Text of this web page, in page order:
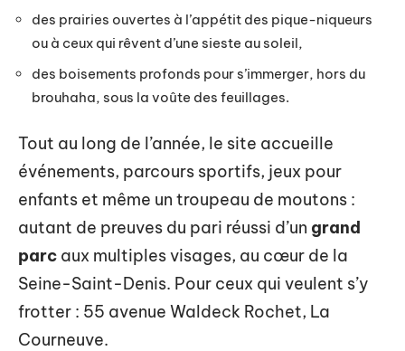
des prairies ouvertes à l’appétit des pique-niqueurs
ou à ceux qui rêvent d’une sieste au soleil,
des boisements profonds pour s’immerger, hors du
brouhaha, sous la voûte des feuillages.
Tout au long de l’année, le site accueille
événements, parcours sportifs, jeux pour
enfants et même un troupeau de moutons :
autant de preuves du pari réussi d’un grand
parc aux multiples visages, au cœur de la
Seine-Saint-Denis. Pour ceux qui veulent s’y
frotter : 55 avenue Waldeck Rochet, La
Courneuve.